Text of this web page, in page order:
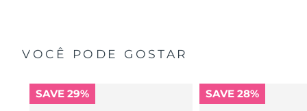
VOCÊ PODE GOSTAR
SAVE 29% SAVE 28%